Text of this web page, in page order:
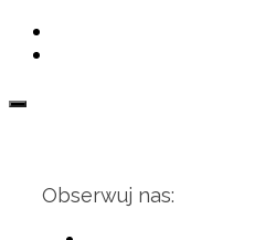
Obserwuj nas: